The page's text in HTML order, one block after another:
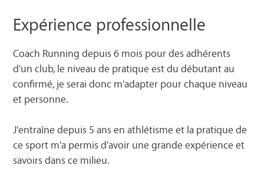
Expérience professionnelle
Coach Running depuis 6 mois pour des adhérents
d'un club, le niveau de pratique est du débutant au
confirmé, je serai donc m'adapter pour chaque niveau
et personne.
J'entraîne depuis 5 ans en athlétisme et la pratique de
ce sport m'a permis d'avoir une grande expérience et
savoirs dans ce milieu.